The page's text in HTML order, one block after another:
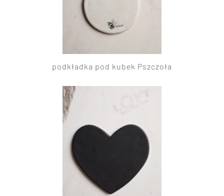
podkładka pod kubek Pszczoła